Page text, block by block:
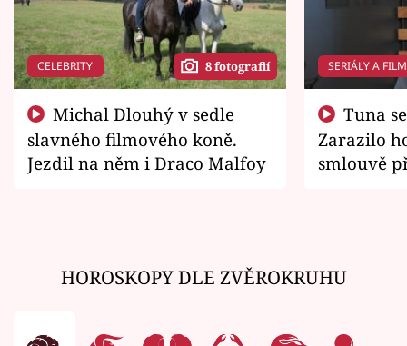
CELEBRITY 8 fotografií
slavného filmového koně.
Jezdil na něm i Draco Malfoy
SERIÁLY A
Zarazilo
smlouvě
HOROSKOPY DLE ZVĚROKRUHU